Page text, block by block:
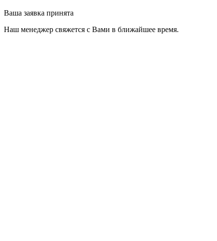
Ваша заявка принята
Наш менеджер свяжется с Вами в ближайшее время.